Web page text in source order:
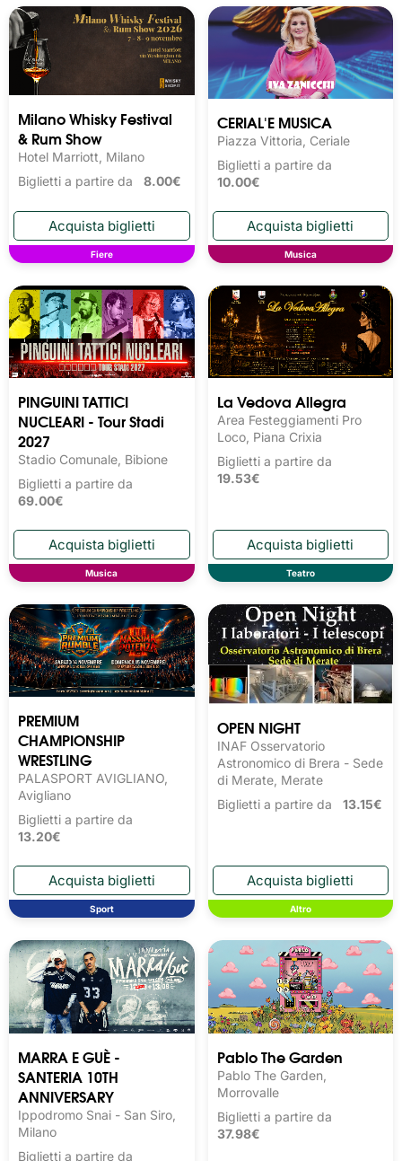
Milano Whisky Festival
& Rum Show
Hotel Marriott, Milano
Biglietti a partire da 8.00€
Fiere
CERIAL'E MUSICA
Piazza Vittoria, Ceriale
Biglietti a partire da
10.00€
Musica
PINGUINI TATTICI
NUCLEARI - Tour Stadi
2027
Stadio Comunale, Bibione
Biglietti a partire da
69.00€
Musica
La Vedova Allegra
Area Festeggiamenti Pro
Loco, Piana Crixia
Biglietti a partire da
19.53€
Teatro
PREMIUM
CHAMPIONSHIP
WRESTLING
PALASPORT AVIGLIANO,
Avigliano
Biglietti a partire da
13.20€
Sport
OPEN NIGHT
INAF Osservatorio
Astronomico di Brera - Sede
di Merate, Merate
Biglietti a partire da 13.15€
Altro
MARRA E GUÈ -
SANTERIA 10TH
ANNIVERSARY
Ippodromo Snai - San Siro,
Milano
Biglietti a partire da
Pablo The Garden
Pablo The Garden,
Morrovalle
Biglietti a partire da
37.98€